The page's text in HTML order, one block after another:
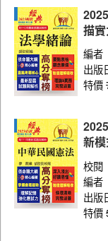
交通行政
土木工程
企業管理
水利工程
客家事務行
法律廉政
商業行政
財稅行政
描
編者
出版
特價
新
校閱
編者
出版
特價